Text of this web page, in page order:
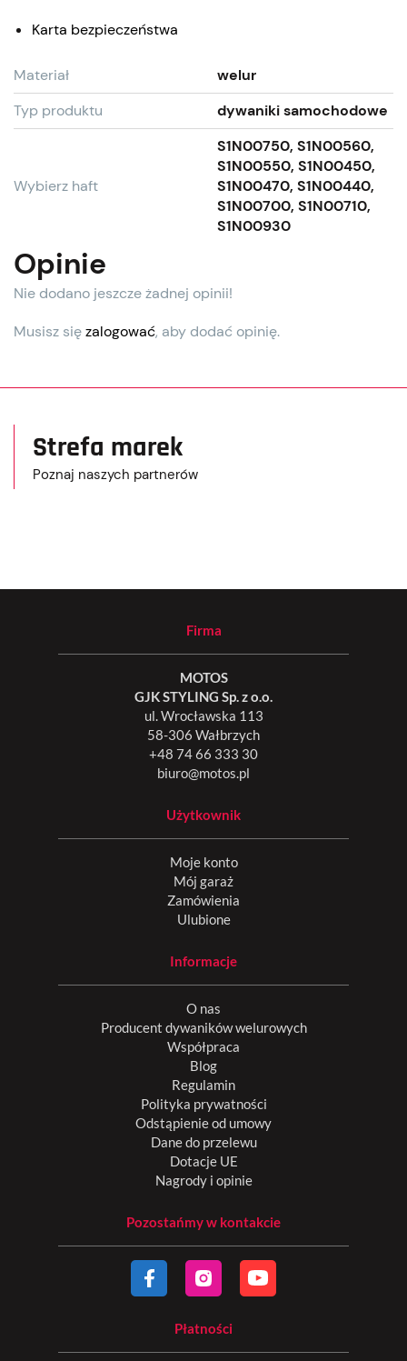
Karta bezpieczeństwa
Materiał
welur
Typ produktu
dywaniki samochodowe
Wybierz haft
S1N00750, S1N00560,
S1N00550, S1N00450,
S1N00470, S1N00440,
S1N00700, S1N00710,
S1N00930
Opinie
Nie dodano jeszcze żadnej opinii!
Musisz sięzalogować, aby dodać opinię.
Strefa marek
Poznaj naszych partnerów
Firma
MOTOS
GJK STYLING Sp. z o.o.
ul. Wrocławska 113
58-306 Wałbrzych
+48 74 66 333 30
biuro@motos.pl
Użytkownik
Moje konto
Mój garaż
Zamówienia
Ulubione
Informacje
O nas
Producent dywaników welurowych
Współpraca
Blog
Regulamin
Polityka prywatności
Odstąpienie od umowy
Dane do przelewu
Dotacje UE
Nagrody i opinie
Pozostańmy w kontakcie
Płatności